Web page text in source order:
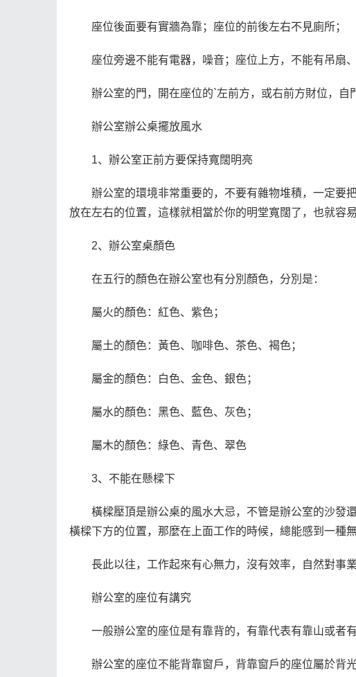
座位後面要有實牆為靠；座位的前後左右不見廁所；
座位旁邊不能有電器，噪音；座位上方，不能有吊扇
辦公室的門，開在座位的`左前方，或右前方財位，自
辦公室辦公桌擺放風水
1、辦公室正前方要保持寬闊明亮
辦公室的環境非常重要的，不要有雜物堆積，一定要
放在左右的位置，這樣就相當於你的明堂寬闊了，也就容
2、辦公室桌顏色
在五行的顏色在辦公室也有分別顏色，分別是：
屬火的顏色：紅色、紫色；
屬土的顏色：黃色、咖啡色、茶色、褐色；
屬金的顏色：白色、金色、銀色；
屬水的顏色：黑色、藍色、灰色；
屬木的顏色：綠色、青色、翠色
3、不能在懸樑下
橫樑壓頂是辦公桌的風水大忌，不管是辦公室的沙發
橫樑下方的位置，那麼在上面工作的時候，總能感到一種
長此以往，工作起來有心無力，沒有效率，自然對事
辦公室的座位有講究
一般辦公室的座位是有靠背的，有靠代表有靠山或者
辦公室的座位不能背靠窗戶，背靠窗戶的座位屬於背